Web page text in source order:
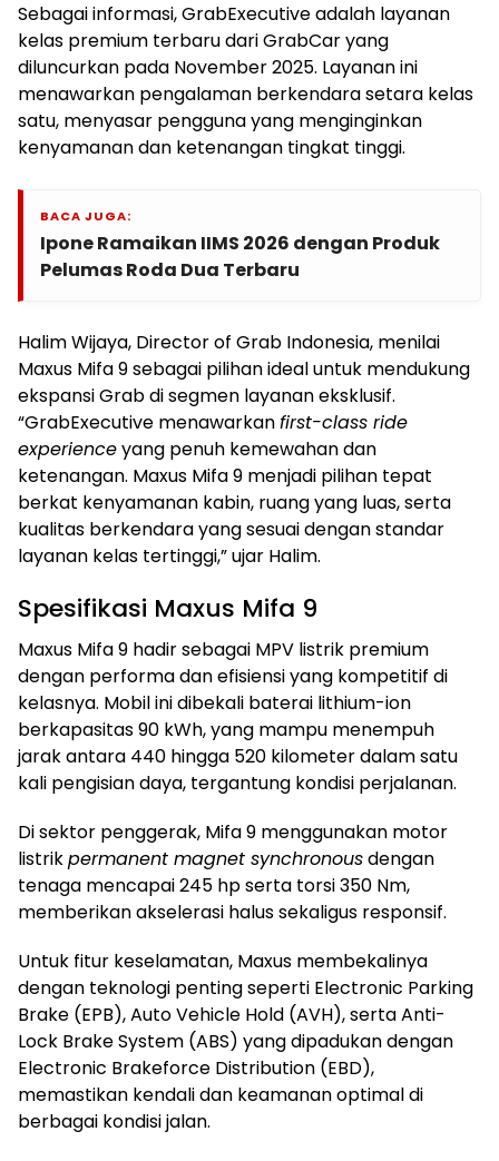
Sebagai informasi, GrabExecutive adalah layanan
kelas premium terbaru dari GrabCar yang
diluncurkan pada November 2025. Layanan ini
menawarkan pengalaman berkendara setara kelas
satu, menyasar pengguna yang menginginkan
kenyamanan dan ketenangan tingkat tinggi.
BACA JUGA:
Ipone Ramaikan IIMS 2026 dengan Produk
Pelumas Roda Dua Terbaru
Halim Wijaya, Director of Grab Indonesia, menilai
Maxus Mifa 9 sebagai pilihan ideal untuk mendukung
ekspansi Grab di segmen layanan eksklusif.
“GrabExecutive menawarkanfirst-class ride
experienceyang penuh kemewahan dan
ketenangan. Maxus Mifa 9 menjadi pilihan tepat
berkat kenyamanan kabin, ruang yang luas, serta
kualitas berkendara yang sesuai dengan standar
layanan kelas tertinggi,” ujar Halim.
Spesifikasi Maxus Mifa 9
Maxus Mifa 9 hadir sebagai MPV listrik premium
dengan performa dan efisiensi yang kompetitif di
kelasnya. Mobil ini dibekali baterai lithium-ion
berkapasitas 90 kWh, yang mampu menempuh
jarak antara 440 hingga 520 kilometer dalam satu
kali pengisian daya, tergantung kondisi perjalanan.
Di sektor penggerak, Mifa 9 menggunakan motor
listrikpermanent magnet synchronousdengan
tenaga mencapai 245 hp serta torsi 350 Nm,
memberikan akselerasi halus sekaligus responsif.
Untuk fitur keselamatan, Maxus membekalinya
dengan teknologi penting seperti Electronic Parking
Brake (EPB), Auto Vehicle Hold (AVH), serta Anti-
Lock Brake System (ABS) yang dipadukan dengan
Electronic Brakeforce Distribution (EBD),
memastikan kendali dan keamanan optimal di
berbagai kondisi jalan.